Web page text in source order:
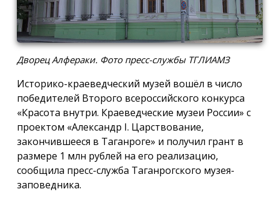
Дворец Алфераки. Фото пресс-службы ТГЛИАМЗ
Историко-краеведческий музей вошёл в число
победителей Второго всероссийского конкурса
«Красота внутри. Краеведческие музеи России» с
проектом «Александр I. Царствование,
закончившееся в Таганроге» и получил грант в
размере 1 млн рублей на его реализацию,
сообщила пресс-служба Таганрогского музея-
заповедника.